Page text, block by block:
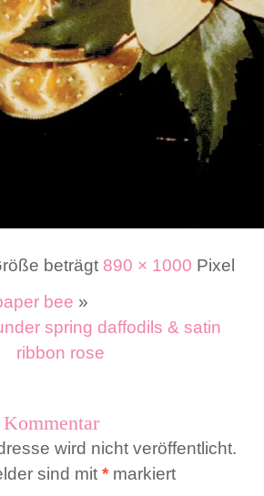
beträgt 890 × 1000 Pixel
bee »
spring daffodils & satin
ribbon rose
wird nicht veröffentlicht.
sind mit *markiert